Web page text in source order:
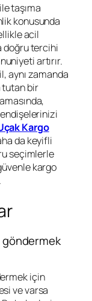
taşıma
konusunda
acil
doğru tercihi
artırır.
aynı zamanda
tutan bir
Kargo
da keyifli
seçimlerle
kargo
göndermek
için
ve varsa